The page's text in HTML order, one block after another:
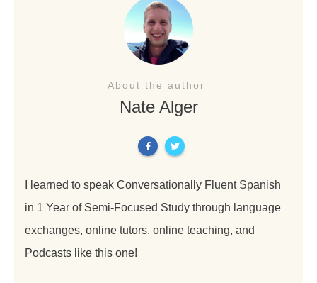
About the author
Nate Alger
I learned to speak Conversationally Fluent Spanish
in 1 Year of Semi-Focused Study through language
exchanges, online tutors, online teaching, and
Podcasts like this one!